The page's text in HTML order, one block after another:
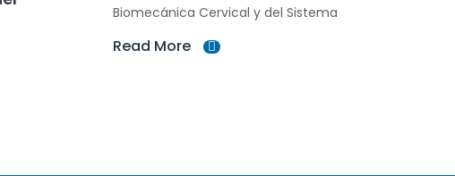
Biomecánica Cervical y del Sistema
Read More